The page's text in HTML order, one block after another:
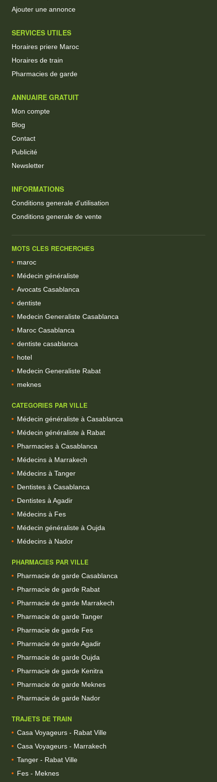
Ajouter une annonce
SERVICES UTILES
Horaires priere Maroc
Horaires de train
Pharmacies de garde
ANNUAIRE GRATUIT
Mon compte
Blog
Contact
Publicité
Newsletter
INFORMATIONS
Conditions generale d'utilisation
Conditions generale de vente
MOTS CLES RECHERCHES
maroc
Médecin généraliste
Avocats Casablanca
dentiste
Medecin Generaliste Casablanca
Maroc Casablanca
dentiste casablanca
hotel
Medecin Generaliste Rabat
meknes
CATEGORIES PAR VILLE
Médecin généraliste à Casablanca
Médecin généraliste à Rabat
Pharmacies à Casablanca
Médecins à Marrakech
Médecins à Tanger
Dentistes à Casablanca
Dentistes à Agadir
Médecins à Fes
Médecin généraliste à Oujda
Médecins à Nador
PHARMACIES PAR VILLE
Pharmacie de garde Casablanca
Pharmacie de garde Rabat
Pharmacie de garde Marrakech
Pharmacie de garde Tanger
Pharmacie de garde Fes
Pharmacie de garde Agadir
Pharmacie de garde Oujda
Pharmacie de garde Kenitra
Pharmacie de garde Meknes
Pharmacie de garde Nador
TRAJETS DE TRAIN
Casa Voyageurs - Rabat Ville
Casa Voyageurs - Marrakech
Tanger - Rabat Ville
Fes - Meknes